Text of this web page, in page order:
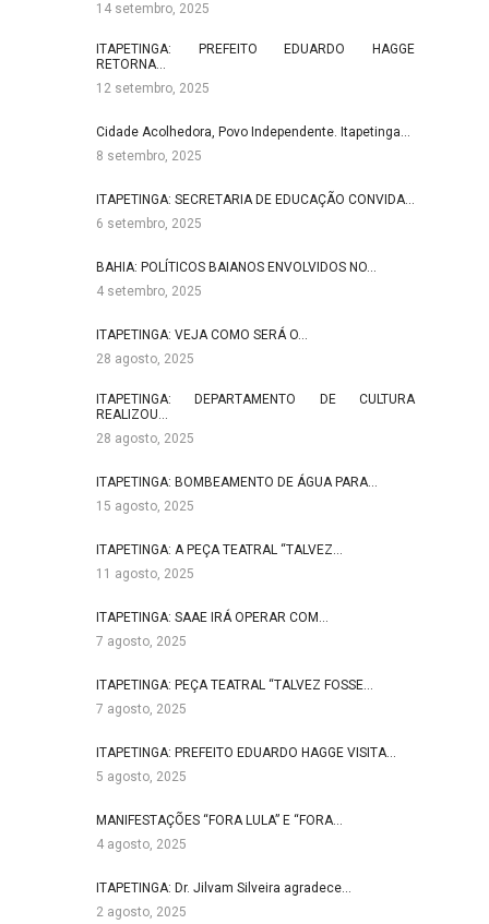
14 setembro, 2025
ITAPETINGA: PREFEITO EDUARDO HAGGE
RETORNA…
12 setembro, 2025
Cidade Acolhedora, Povo Independente. Itapetinga…
8 setembro, 2025
ITAPETINGA: SECRETARIA DE EDUCAÇÃO CONVIDA…
6 setembro, 2025
BAHIA: POLÍTICOS BAIANOS ENVOLVIDOS NO…
4 setembro, 2025
ITAPETINGA: VEJA COMO SERÁ O…
28 agosto, 2025
ITAPETINGA: DEPARTAMENTO DE CULTURA
REALIZOU…
28 agosto, 2025
ITAPETINGA: BOMBEAMENTO DE ÁGUA PARA…
15 agosto, 2025
ITAPETINGA: A PEÇA TEATRAL “TALVEZ…
11 agosto, 2025
ITAPETINGA: SAAE IRÁ OPERAR COM…
7 agosto, 2025
ITAPETINGA: PEÇA TEATRAL “TALVEZ FOSSE…
7 agosto, 2025
ITAPETINGA: PREFEITO EDUARDO HAGGE VISITA…
5 agosto, 2025
MANIFESTAÇÕES “FORA LULA” E “FORA…
4 agosto, 2025
ITAPETINGA: Dr. Jilvam Silveira agradece…
2 agosto, 2025